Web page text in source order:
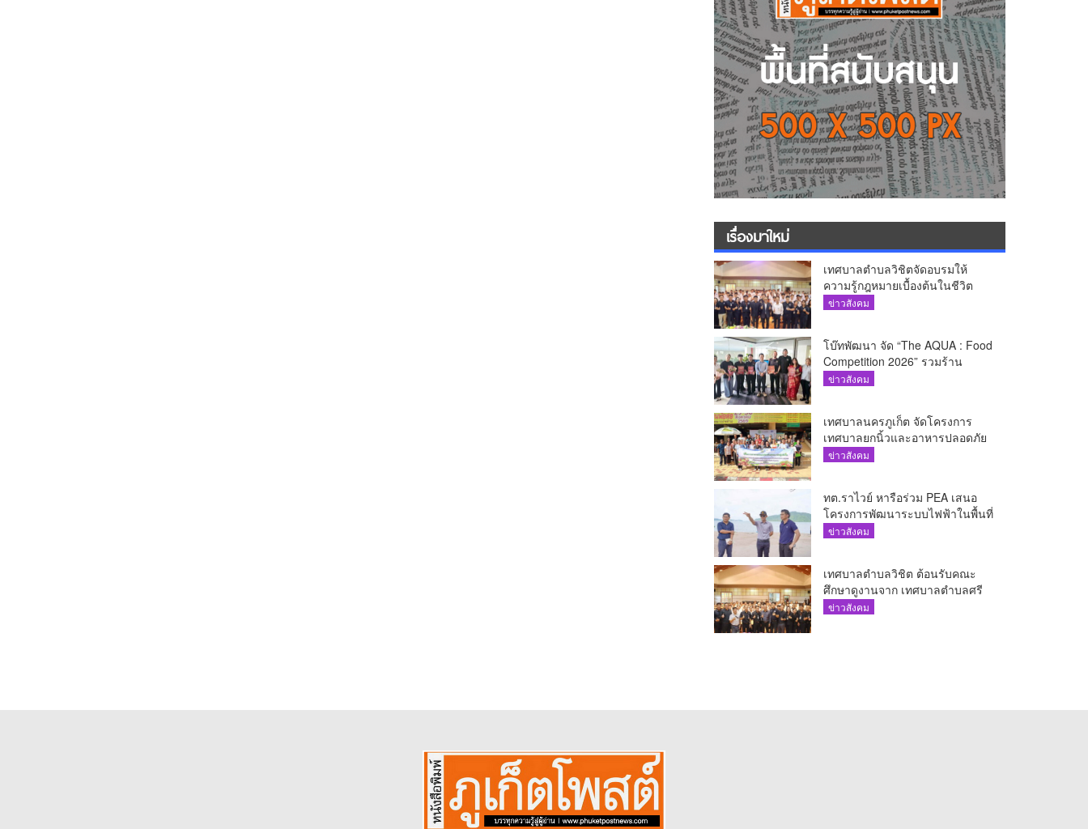
เรื่องมาใหม่
เทศบาลตำบลวิชิตจัดอบรมให้
ความรู้กฎหมายเบื้องต้นในชีวิต
ประจำวันแก่เยาวชน
ข่าวสังคม
โบ๊ทพัฒนา จัด “The AQUA : Food
Competition 2026” รวมร้าน
อาหารชั้นนำของ The Shopps at
ข่าวสังคม
เทศบาลนครภูเก็ต จัดโครงการ
เทศบาลยกนิ้วและอาหารปลอดภัย
เพื่อสุขอนามัยผู้บริโภค
ข่าวสังคม
ทต.ราไวย์ หารือร่วม PEA เสนอ
โครงการพัฒนาระบบไฟฟ้าในพื้นที่
เกาะโหลน
ข่าวสังคม
เทศบาลตำบลวิชิต ต้อนรับคณะ
ศึกษาดูงานจาก เทศบาลตำบลศรี
สุนทร
ข่าวสังคม